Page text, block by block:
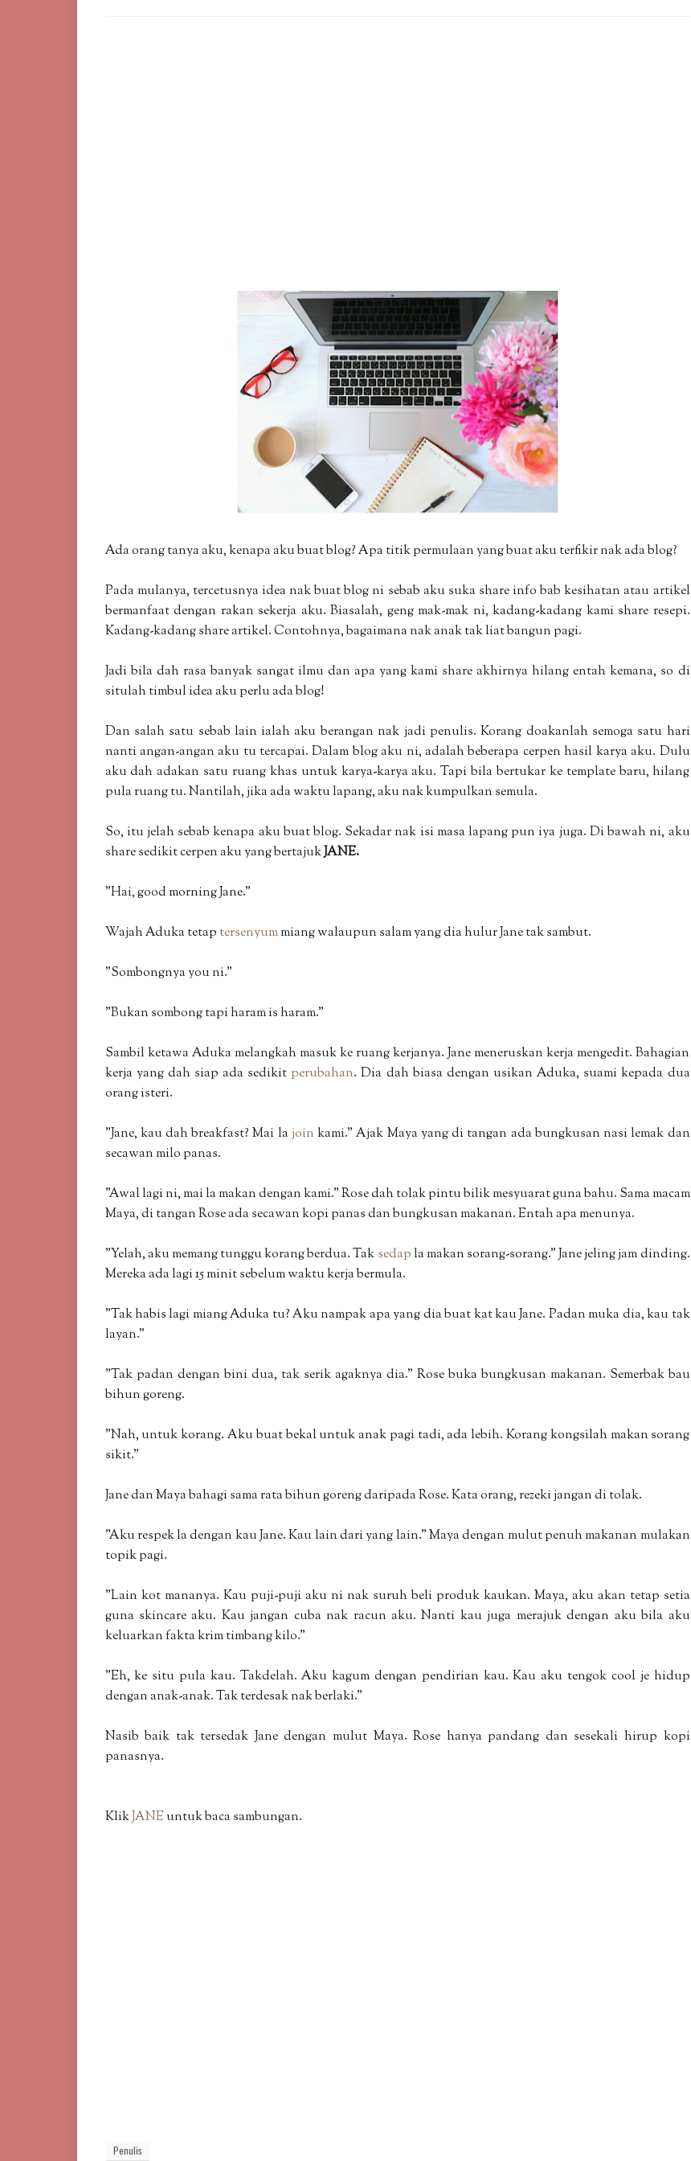
Ada orang tanya aku, kenapa aku buat blog? Apa titik permulaan yang buat aku terfikir nak ada blog?
Pada mulanya, tercetusnya idea nak buat blog ni sebab aku suka share info bab kesihatan atau artikel
bermanfaat dengan rakan sekerja aku. Biasalah, geng mak-mak ni, kadang-kadang kami share resepi.
Kadang-kadang share artikel. Contohnya, bagaimana nak anak tak liat bangun pagi.
Jadi bila dah rasa banyak sangat ilmu dan apa yang kami share akhirnya hilang entah kemana, so di
situlah timbul idea aku perlu ada blog!
Dan salah satu sebab lain ialah aku berangan nak jadi penulis. Korang doakanlah semoga satu hari
nanti angan-angan aku tu tercapai. Dalam blog aku ni, adalah beberapa cerpen hasil karya aku. Dulu
aku dah adakan satu ruang khas untuk karya-karya aku. Tapi bila bertukar ke template baru, hilang
pula ruang tu. Nantilah, jika ada waktu lapang, aku nak kumpulkan semula.
So, itu jelah sebab kenapa aku buat blog. Sekadar nak isi masa lapang pun iya juga. Di bawah ni, aku
share sedikit cerpen aku yang bertajukJANE.
"Hai, good morning Jane."
Wajah Aduka tetap tersenyummiang walaupun salam yang dia hulur Jane tak sambut.
"Sombongnya you ni."
"Bukan sombong tapi haram is haram."
Sambil ketawa Aduka melangkah masuk ke ruang kerjanya. Jane meneruskan kerja mengedit. Bahagian
kerja yang dah siap ada sedikit perubahan. Dia dah biasa dengan usikan Aduka, suami kepada dua
orang isteri.
"Jane, kau dah breakfast? Mai la join kami." Ajak Maya yang di tangan ada bungkusan nasi lemak dan
secawan milo panas.
"Awal lagi ni, mai la makan dengan kami." Rose dah tolak pintu bilik mesyuarat guna bahu. Sama macam
Maya, di tangan Rose ada secawan kopi panas dan bungkusan makanan. Entah apa menunya.
"Yelah, aku memang tunggu korang berdua. Tak sedap la makan sorang-sorang." Jane jeling jam dinding.
Mereka ada lagi 15 minit sebelum waktu kerja bermula.
"Tak habis lagi miang Aduka tu? Aku nampak apa yang dia buat kat kau Jane. Padan muka dia, kau tak
layan."
"Tak padan dengan bini dua, tak serik agaknya dia." Rose buka bungkusan makanan. Semerbak bau
bihun goreng.
"Nah, untuk korang. Aku buat bekal untuk anak pagi tadi, ada lebih. Korang kongsilah makan sorang
sikit."
Jane dan Maya bahagi sama rata bihun goreng daripada Rose. Kata orang, rezeki jangan di tolak.
"Aku respek la dengan kau Jane. Kau lain dari yang lain." Maya dengan mulut penuh makanan mulakan
topik pagi.
"Lain kot mananya. Kau puji-puji aku ni nak suruh beli produk kaukan. Maya, aku akan tetap setia
guna skincare aku. Kau jangan cuba nak racun aku. Nanti kau juga merajuk dengan aku bila aku
keluarkan fakta krim timbang kilo."
"Eh, ke situ pula kau. Takdelah. Aku kagum dengan pendirian kau. Kau aku tengok cool je hidup
dengan anak-anak. Tak terdesak nak berlaki."
Nasib baik tak tersedak Jane dengan mulut Maya. Rose hanya pandang dan sesekali hirup kopi
panasnya.
KlikJANE untuk baca sambungan.
Penulis